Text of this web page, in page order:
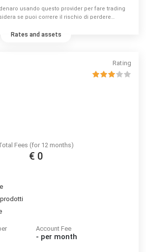
usando questo provider per fare trading
se puoi correre il rischio di perdere
Rates and assets
Rating
Fees (for 12 months)
€ 0
Account Fee
- per month